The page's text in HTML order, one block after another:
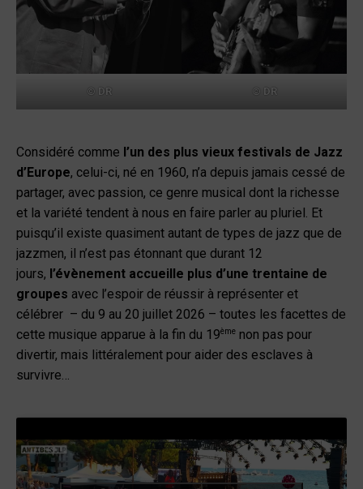
© DR © DR
Considéré comme l’un des plus vieux festivals de Jazz
d’Europe, celui-ci, né en 1960, n’a depuis jamais cessé de
partager, avec passion, ce genre musical dont la richesse
et la variété tendent à nous en faire parler au pluriel. Et
puisqu’il existe quasiment autant de types de jazz que de
jazzmen, il n’est pas étonnant que durant 12
jours, l’évènement accueille plus d’une trentaine de
groupes avec l’espoir de réussir à représenter et
célébrer – du 9 au 20 juillet 2026 – toutes les facettes de
cette musique apparue à la fin du 19ème non pas pour
divertir, mais littéralement pour aider des esclaves à
survivre…